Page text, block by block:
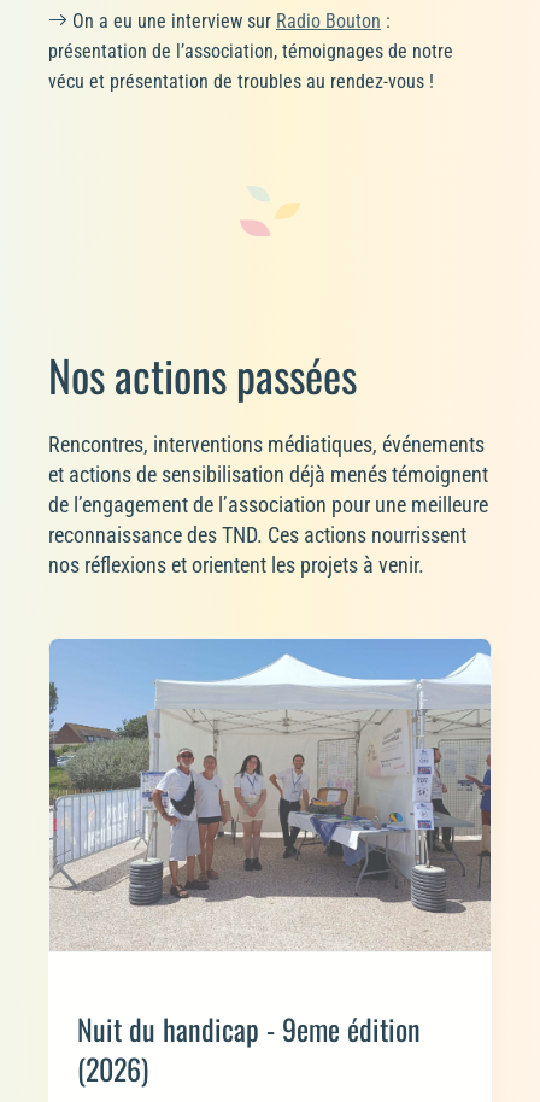
On a eu une interview sur Radio Bouton :
présentation de l’association, témoignages de notre
vécu et présentation de troubles au rendez-vous !
Nos actions passées
Rencontres, interventions médiatiques, événements
et actions de sensibilisation déjà menés témoignent
de l’engagement de l’association pour une meilleure
reconnaissance des TND. Ces actions nourrissent
nos réflexions et orientent les projets à venir.
Nuit du handicap - 9eme édition
(2026)